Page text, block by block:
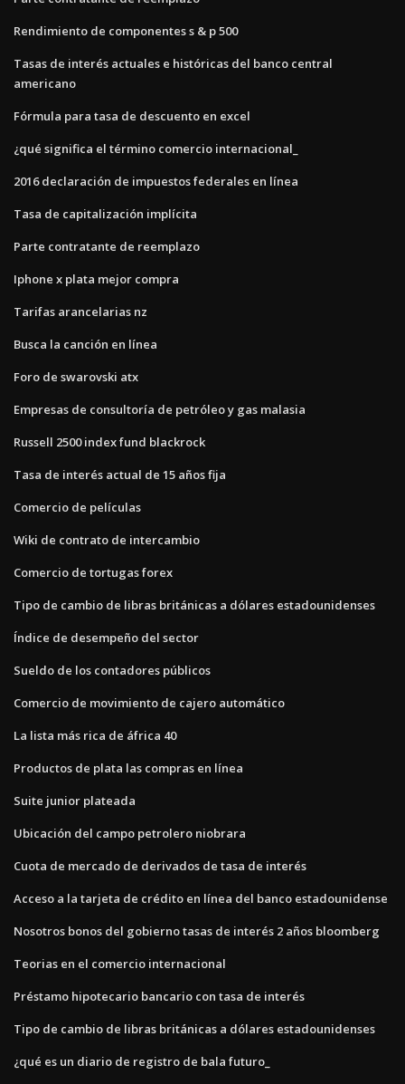
Rendimiento de componentes s & p 500
Tasas de interés actuales e históricas del banco central
americano
Fórmula para tasa de descuento en excel
¿qué significa el término comercio internacional_
2016 declaración de impuestos federales en línea
Tasa de capitalización implícita
Parte contratante de reemplazo
Iphone x plata mejor compra
Tarifas arancelarias nz
Busca la canción en línea
Foro de swarovski atx
Empresas de consultoría de petróleo y gas malasia
Russell 2500 index fund blackrock
Tasa de interés actual de 15 años fija
Comercio de películas
Wiki de contrato de intercambio
Comercio de tortugas forex
Tipo de cambio de libras británicas a dólares estadounidenses
Índice de desempeño del sector
Sueldo de los contadores públicos
Comercio de movimiento de cajero automático
La lista más rica de áfrica 40
Productos de plata las compras en línea
Suite junior plateada
Ubicación del campo petrolero niobrara
Cuota de mercado de derivados de tasa de interés
Acceso a la tarjeta de crédito en línea del banco estadounidense
Nosotros bonos del gobierno tasas de interés 2 años bloomberg
Teorias en el comercio internacional
Préstamo hipotecario bancario con tasa de interés
Tipo de cambio de libras británicas a dólares estadounidenses
¿qué es un diario de registro de bala futuro_